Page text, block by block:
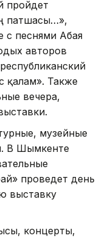
пройдет
патшасы…»,
с песнями Абая
авторов
қалам». Также
вечера,
музейные
В Шымкенте
проведет день
выставку
концерты,